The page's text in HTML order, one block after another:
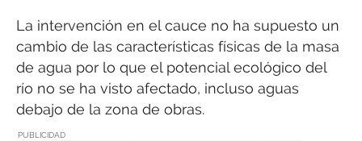
La intervención en el cauce no ha supuesto un
cambio de las características físicas de la masa
de agua por lo que el potencial ecológico del
río no se ha visto afectado, incluso aguas
debajo de la zona de obras.
PUBLICIDAD